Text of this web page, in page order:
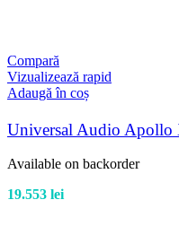
Compară
Vizualizează rapid
Adaugă în coș
Universal Audio Apollo
Available on backorder
19.553 lei